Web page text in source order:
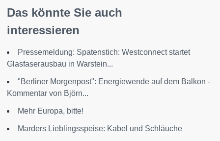
Das könnte Sie auch
interessieren
Pressemeldung: Spatenstich: Westconnect startet
Glasfaserausbau in Warstein...
"Berliner Morgenpost": Energiewende auf dem Balkon -
Kommentar von Björn...
Mehr Europa, bitte!
Marders Lieblingsspeise: Kabel und Schläuche